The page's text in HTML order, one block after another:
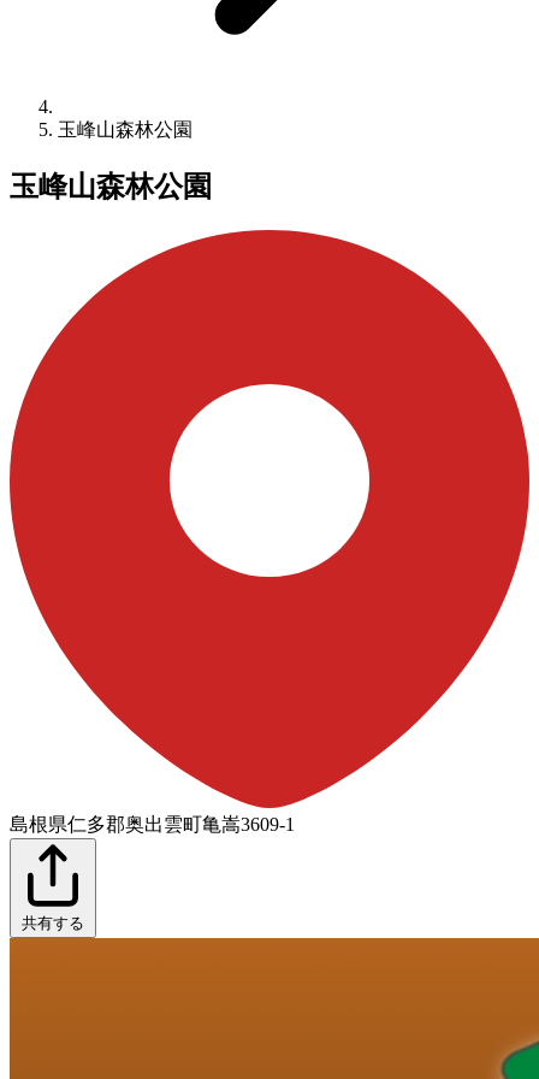
玉峰山森林公園
玉峰山森林公園
島根県仁多郡奥出雲町亀嵩3609-1
共有する